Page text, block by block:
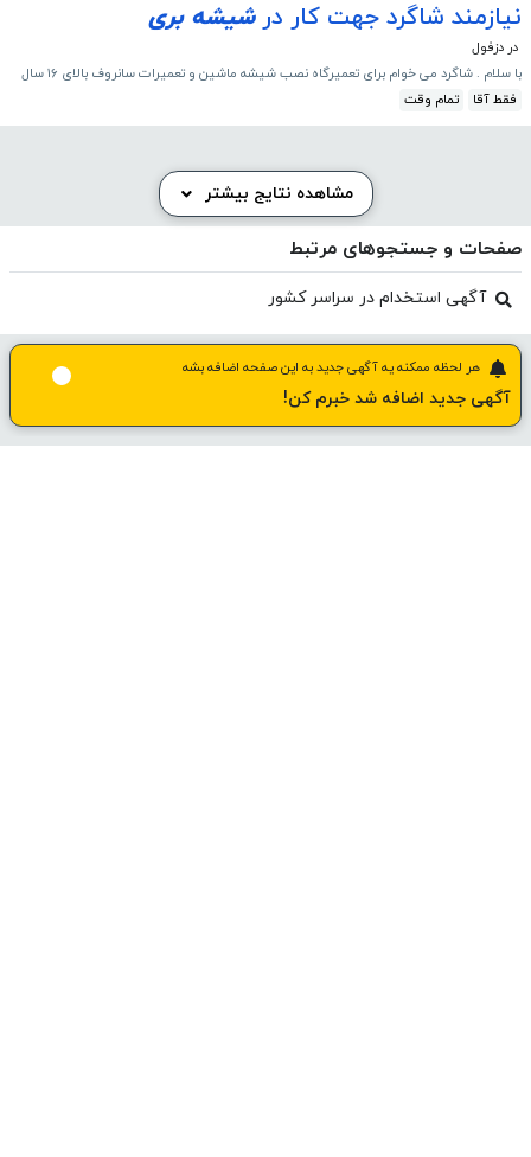
نیازمند شاگرد جهت کار درشیشه بری
در دزفول
با سلام . شاگرد می خوام برای تعمیرگاه نصب شیشه ماشین و تعمیرات سانروف بالای ۱۶ سال
فقط آقا
تمام وقت
مشاهده نتایج بیشتر
صفحات و جستجوهای مرتبط
آگهی استخدام در سراسر کشور
هر لحظه ممکنه یه آگهی جدید به این صفحه اضافه بشه
آگهی جدید اضافه شد خبرم کن!